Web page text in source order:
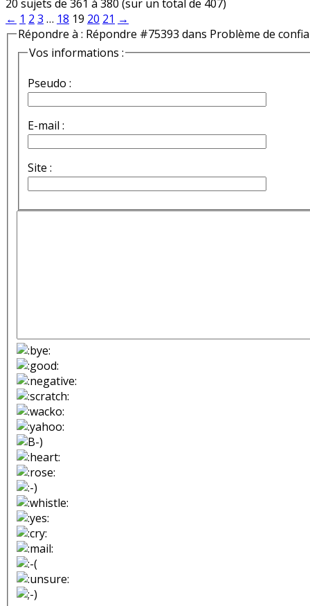
20 sujets de 361 à 380 (sur un total de 407)
← 1 2 3 … 18 19 20 21 →
Répondre à : Répondre #75393 dans Problème de
Vos informations :
Pseudo :
E-mail :
Site :